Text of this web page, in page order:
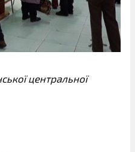
центральної